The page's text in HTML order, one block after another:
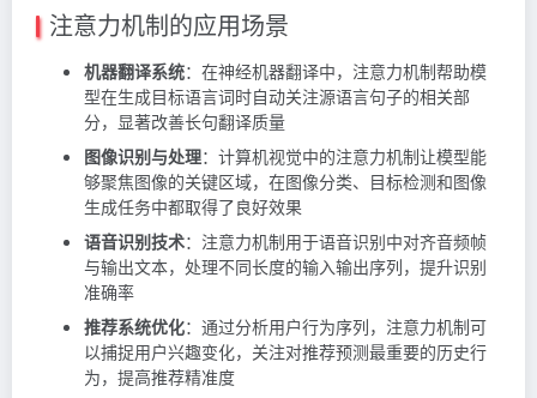
注意力机制的应用场景
机器翻译系统：在神经机器翻译中，注意力机制帮助模
型在生成目标语言词时自动关注源语言句子的相关部
分，显著改善长句翻译质量
图像识别与处理：计算机视觉中的注意力机制让模型能
够聚焦图像的关键区域，在图像分类、目标检测和图像
生成任务中都取得了良好效果
语音识别技术：注意力机制用于语音识别中对齐音频帧
与输出文本，处理不同长度的输入输出序列，提升识别
准确率
推荐系统优化：通过分析用户行为序列，注意力机制可
以捕捉用户兴趣变化，关注对推荐预测最重要的历史行
为，提高推荐精准度